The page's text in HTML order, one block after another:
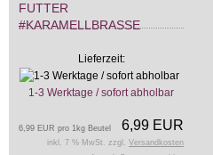
FUTTER
#KARAMELLBRASSE
Lieferzeit:
1-3 Werktage / sofort abholbar
6,99 EUR
6,99 EUR pro 1kg Beutel
inkl. 7 % MwSt. zzgl. Versandkosten